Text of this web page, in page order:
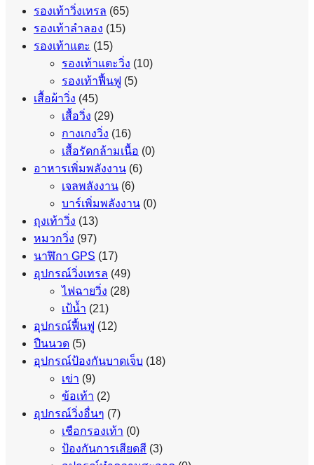
รองเท้าวิ่งเทรล (65)
รองเท้าลำลอง (15)
รองเท้าแตะ (15)
รองเท้าแตะวิ่ง (10)
รองเท้าฟื้นฟู (5)
เสื้อผ้าวิ่ง (45)
เสื้อวิ่ง (29)
กางเกงวิ่ง (16)
เสื้อรัดกล้ามเนื้อ (0)
อาหารเพิ่มพลังงาน (6)
เจลพลังงาน (6)
บาร์เพิ่มพลังงาน (0)
ถุงเท้าวิ่ง (13)
หมวกวิ่ง (97)
นาฬิกา GPS (17)
อุปกรณ์วิ่งเทรล (49)
ไฟฉายวิ่ง (28)
เป้น้ำ (21)
อุปกรณ์ฟื้นฟู (12)
ปืนนวด (5)
อุปกรณ์ป้องกันบาดเจ็บ (18)
เข่า (9)
ข้อเท้า (2)
อุปกรณ์วิ่งอื่นๆ (7)
เชือกรองเท้า (0)
ป้องกันการเสียดสี (3)